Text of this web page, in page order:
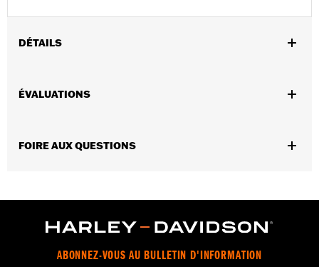
DÉTAILS
Longueur:18 Inches
Contenu de la boîte:1 filet de retenue
d.com/warrantypour obtenir tous les détails
ÉVALUATIONS
FOIRE AUX QUESTIONS
ABONNEZ-VOUS AU BULLETIN D'INFORMATION